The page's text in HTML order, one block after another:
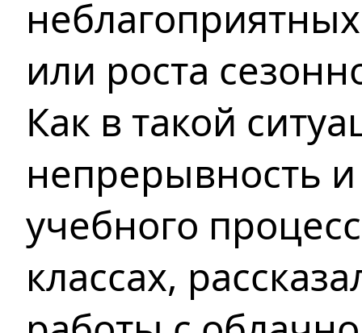
или роста
Как в такой
непрерывность
учебного
классах,